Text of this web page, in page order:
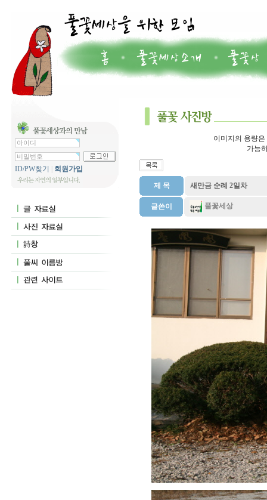
ID/PW찾기 회원가입
이미지의 용량은
가능
제 목 새만금 순례 2일차
글쓴이 풀꽃세상